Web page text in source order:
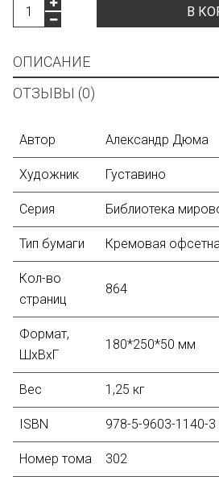
В
ОПИСАНИЕ
ОТЗЫВЫ (0)
Автор Александр Дюма
Художник Густавино
Серия Библиотека
Тип бумаги Кремовая
Кол-во
страниц
864
Формат,
ШхВхГ
180*250*50 мм
Вес 1,25 кг
ISBN 978-5-9603-1140-3
Номер тома 302